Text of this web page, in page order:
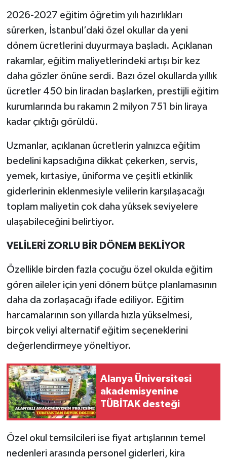
2026-2027 eğitim öğretim yılı hazırlıkları
sürerken, İstanbul’daki özel okullar da yeni
dönem ücretlerini duyurmaya başladı. Açıklanan
rakamlar, eğitim maliyetlerindeki artışı bir kez
daha gözler önüne serdi. Bazı özel okullarda yıllık
ücretler 450 bin liradan başlarken, prestijli eğitim
kurumlarında bu rakamın 2 milyon 751 bin liraya
kadar çıktığı görüldü.
Uzmanlar, açıklanan ücretlerin yalnızca eğitim
bedelini kapsadığına dikkat çekerken, servis,
yemek, kırtasiye, üniforma ve çeşitli etkinlik
giderlerinin eklenmesiyle velilerin karşılaşacağı
toplam maliyetin çok daha yüksek seviyelere
ulaşabileceğini belirtiyor.
VELİLERİ ZORLU BİR DÖNEM BEKLİYOR
Özellikle birden fazla çocuğu özel okulda eğitim
gören aileler için yeni dönem bütçe planlamasının
daha da zorlaşacağı ifade ediliyor. Eğitim
harcamalarının son yıllarda hızla yükselmesi,
birçok veliyi alternatif eğitim seçeneklerini
değerlendirmeye yöneltiyor.
Alanya Üniversitesi
akademisyenine
TÜBİTAK desteği
Özel okul temsilcileri ise fiyat artışlarının temel
nedenleri arasında personel giderleri, kira